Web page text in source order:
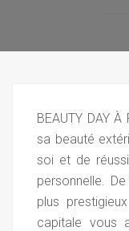
BEAUTY DAY
sa beauté
soi et de
personnelle.
plus
capitale vous